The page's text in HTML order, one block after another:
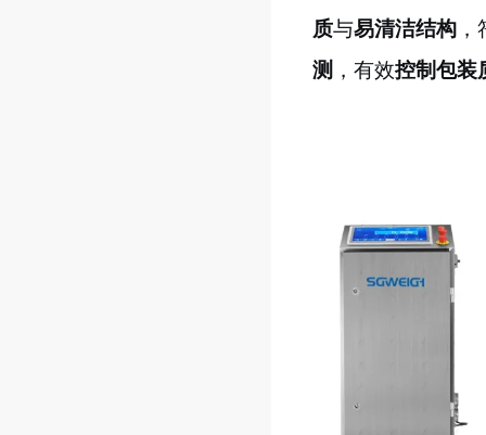
质与易清洁结构
测 ，有效控制包装